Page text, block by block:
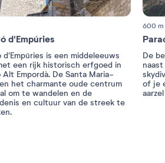
d'Empúries
d'Empúries is een middeleeuws
een rijk historisch erfgoed in
Alt Empordà. De Santa Maria-
het charmante oude centrum
om te wandelen en de
en cultuur van de streek te
600 m
De
of je